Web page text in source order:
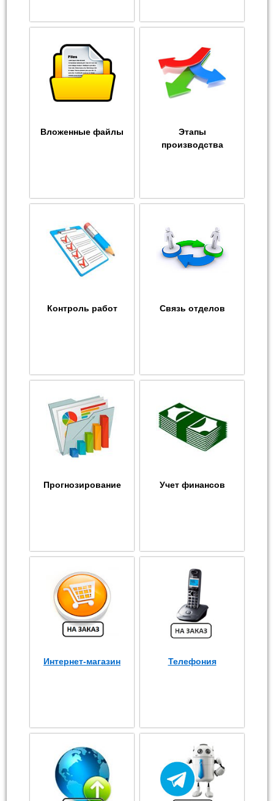
Вложенные файлы
Этапы
производства
Контроль работ Связь отделов
Прогнозирование Учет финансов
Интернет-магазин Телефония